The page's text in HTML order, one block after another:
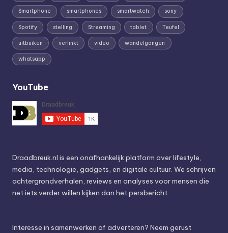
Smartphone smartphones smartwatch sony
Spotify stelling Streaming tablet Teufel
uitbuiken verlinkt video wandelgangen
whatsapp
YouTube
Draadbreuk.nl is een onafhankelijk platform over lifestyle,
media, technologie, gadgets, en digitale cultuur. We schrijven
achtergrondverhalen, reviews en analyses voor mensen die
net iets verder willen kijken dan het persbericht.
Interesse in samenwerken of adverteren? Neem gerust